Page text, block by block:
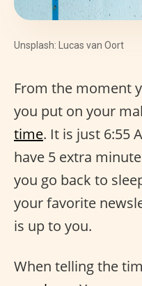
Unsplash: Lucas van Oort
From the moment
you put on your
time. It is just 6:55
have 5 extra
you go back to
your favorite
is up to you.
When telling the